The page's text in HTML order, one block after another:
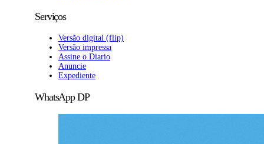
Serviços
Versão digital (flip)
Versão impressa
Assine o Diario
Anuncie
Expediente
WhatsApp DP